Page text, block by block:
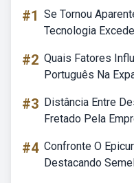
#1 Se Tornou
Tecnologia
#2 Quais Fatores
Português Na
#3 Distância Entre
Fretado Pela
#4 Confronte O
Destacando